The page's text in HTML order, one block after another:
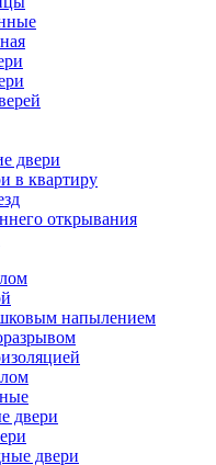
двери
в квартиру
открывания
напылением
двери
двери